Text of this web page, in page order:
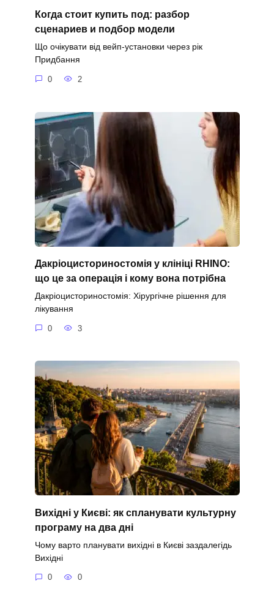
Когда стоит купить под: разбор
сценариев и подбор модели
Що очікувати від вейп-установки через рік
Придбання
0 2
Дакріоцисториностомія у клініці RHINO:
що це за операція і кому вона потрібна
Дакріоцисториностомія: Хірургічне рішення для
лікування
0 3
Вихідні у Києві: як спланувати культурну
програму на два дні
Чому варто планувати вихідні в Києві заздалегідь
Вихідні
0 0